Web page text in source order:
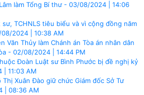
làm Tổng Bí thư - 03/08/2024 | 14:06
sư, TCHNLS tiêu biểu và vì cộng đồng năm
2024 | 10:38 AM
Văn Thủy làm Chánh án Tòa án nhân dân
- 02/08/2024 | 14:44 PM
Đoàn Luật sư Bình Phước bị đề nghị kỷ
| 11:03 AM
Thị Xuân Đào giữ chức Giám đốc Sở Tư
| 08:36 AM